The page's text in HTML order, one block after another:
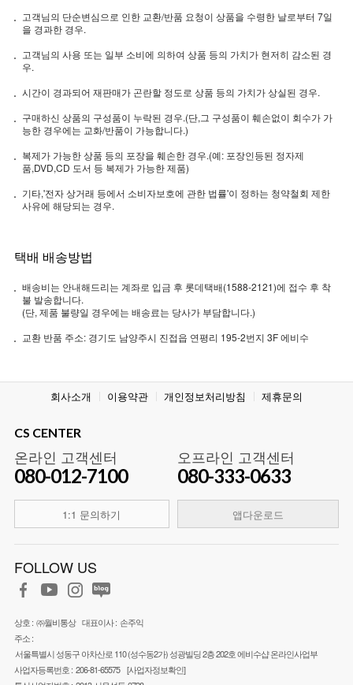
고객님의 단순변심으로 인한 교환/반품 요청이 상품을 수령한 날로부터 7일
을 경과한 경우.
고객님의 사용 또는 일부 소비에 의하여 상품 등의 가치가 현저히 감소된 경
우.
시간이 경과되어 재판매가 곤란할 정도로 상품 등의 가치가 상실된 경우.
구매하신 상품의 구성품이 누락된 경우.(단,그 구성품이 훼손없이 회수가 가
능한 경우에는 교화/반품이 가능합니다.)
복제가 가능한 상품 등의 포장을 훼손한 경우.(예: 포장인등된 정자제
품,DVD,CD 도서 등 복제가 가능한 제품)
기타,'전자 상거래 등에서 소비자보호에 관한 법률'이 정하는 청약철회 제한
사유에 해당되는 경우.
택배 배송방법
배송비는 안내해드리는 계좌로 입금 후 롯데택배(1588-2121)에 접수 후 착
불 발송합니다.
(단, 제품 불량일 경우에는 배송료는 당사가 부담합니다.)
교환 반품 주소: 경기도 남양주시 진접읍 연평리 195-2번지 3F 에비수
회사소개 이용약관 개인정보처리방침 제휴문의
CS CENTER
온라인 고객센터
080-012-7100
1:1 문의하기
오프라인 고객센터
080-333-0633
앱다운로드
FOLLOW US
상호 : ㈜월비통상 대표이사 : 손주익
주소 :
서울특별시 성동구 아차산로 110 (성수동2가) 성광빌딩 2층 202호 에비수샵 온라인사업부
사업자등록번호 : 206-81-65575 [사업자정보확인]